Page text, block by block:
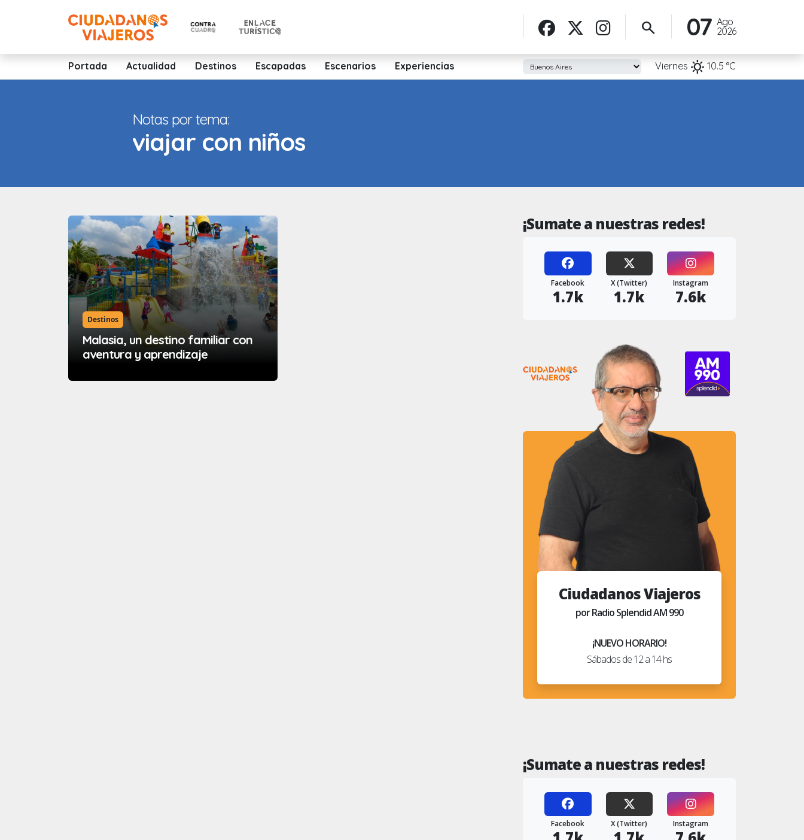
Ago
2026
07
search
Portada Actualidad Destinos Escapadas Escenarios Experiencias Viernes sunny 10.5 °C
Notas por tema:
viajar con niños
Destinos
Malasia, un destino familiar con
aventura y aprendizaje
¡Sumate a nuestras redes!
Facebook
1.7k
X (Twitter)
1.7k
Instagram
7.6k
Ciudadanos Viajeros
por Radio Splendid AM 990
¡NUEVO HORARIO!
Sábados de 12 a 14 hs